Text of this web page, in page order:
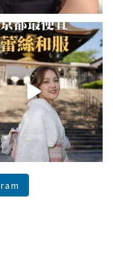
蕾絲」傳預約🔗給你！
都最便宜蕾絲和服推
薦！/...
100 74